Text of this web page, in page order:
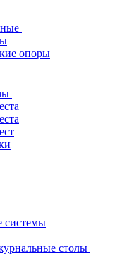
опоры
системы
столы